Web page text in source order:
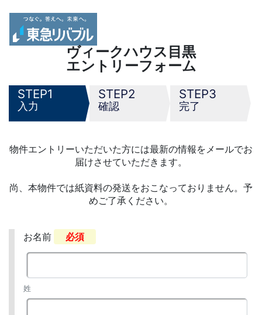
ヴィークハウス目黒
エントリーフォーム
1
入力
2
確認
3
完了
物件エントリーいただいた方には最新の情報をメールでお
届けさせていただきます。
尚、本物件では紙資料の発送をおこなっておりません。予
めご了承ください。
お名前 必須
姓